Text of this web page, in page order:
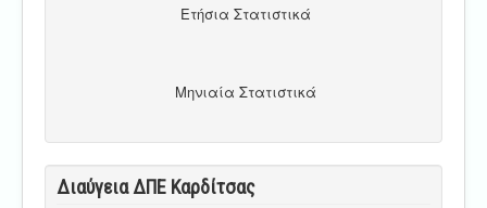
Ετήσια Στατιστικά
Μηνιαία Στατιστικά
Διαύγεια ΔΠΕ Καρδίτσας